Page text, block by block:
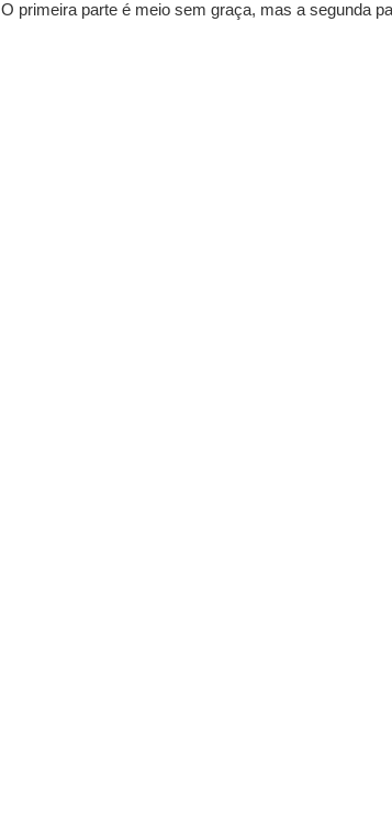
O primeira parte é meio sem graça, mas a segunda